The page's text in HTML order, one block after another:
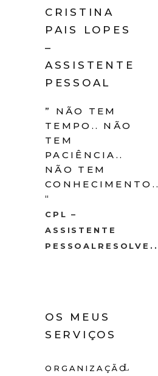
CRISTINA
PAIS LOPES
–
ASSISTENTE
PESSOAL
” NÃO TEM
TEMPO.. NÃO
TEM
PACIÊNCIA..
NÃO TEM
CONHECIMENTO..
“
CPL –
ASSISTENTE
PESSOALRESOLVE..
OS MEUS
SERVIÇOS
ORGANIZAÇÃO